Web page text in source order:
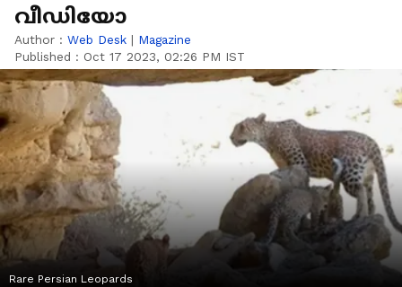
വീഡിയോ
Author : Web Desk | Magazine
Published : Oct 17 2023, 02:26 PM IST
Rare Persian Leopards